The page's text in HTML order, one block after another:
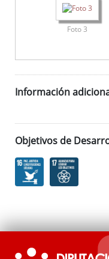
Foto 3
Información
Objetivos de